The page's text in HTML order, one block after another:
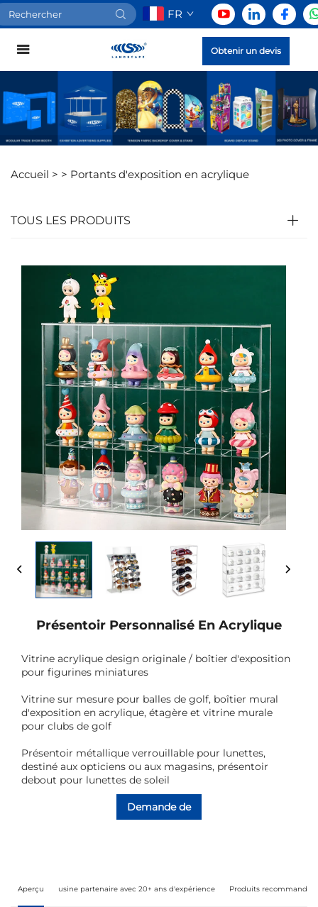
FR
Obtenir un devis
Accueil > > Portants d'exposition en acrylique
TOUS LES PRODUITS
Présentoir Personnalisé En Acrylique
Vitrine acrylique design originale / boîtier d'exposition
pour figurines miniatures
Vitrine sur mesure pour balles de golf, boîtier mural
d'exposition en acrylique, étagère et vitrine murale
pour clubs de golf
Présentoir métallique verrouillable pour lunettes,
destiné aux opticiens ou aux magasins, présentoir
debout pour lunettes de soleil
Demande de
Aperçu usine partenaire avec 20+ ans d'expérience Produits recommandés